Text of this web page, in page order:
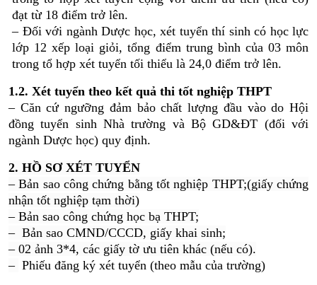
đạt từ 18 điểm trở lên.
– Đối với ngành Dược học, xét tuyển thí sinh có học lực
lớp 12 xếp loại giỏi, tổng điểm trung bình của 03 môn
trong tổ hợp xét tuyển tối thiểu là 24,0 điểm trở lên.
1.2. Xét tuyển theo kết quả thi tốt nghiệp THPT
– Căn cứ ngưỡng đảm bảo chất lượng đầu vào do Hội
đồng tuyển sinh Nhà trường và Bộ GD&ĐT (đối với
ngành Dược học) quy định.
2. HỒ SƠ XÉT TUYỂN
– Bản sao công chứng bằng tốt nghiệp THPT;(giấy chứng
nhận tốt nghiệp tạm thời)
– Bản sao công chứng học bạ THPT;
– Bản sao CMND/CCCD, giấy khai sinh;
– 02 ảnh 3*4, các giấy tờ ưu tiên khác (nếu có).
– Phiếu đăng ký xét tuyển (theo mẫu của trường)